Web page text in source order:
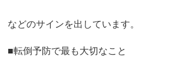
などのサインを出しています。
■転倒予防で最も大切なこと